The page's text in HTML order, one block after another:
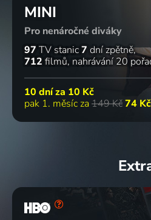
MINI
Pro nenáročné diváky
97 TV stanic7 dní zpětně
712 filmů nahrávání 20
10 dní za 10 Kč
pak 1. měsíc za 149 Kč74 Kč